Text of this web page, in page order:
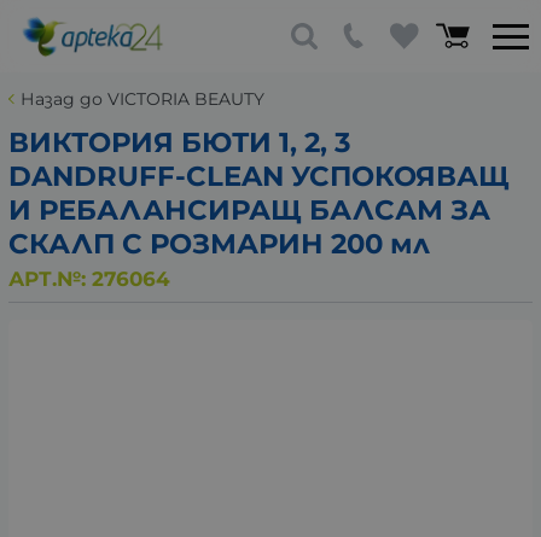
Назад до VICTORIA BEAUTY
ВИКТОРИЯ БЮТИ 1, 2, 3
DANDRUFF-CLEAN УСПОКОЯВАЩ
И РЕБАЛАНСИРАЩ БАЛСАМ ЗА
СКАЛП С РОЗМАРИН 200 мл
АРТ.№: 276064